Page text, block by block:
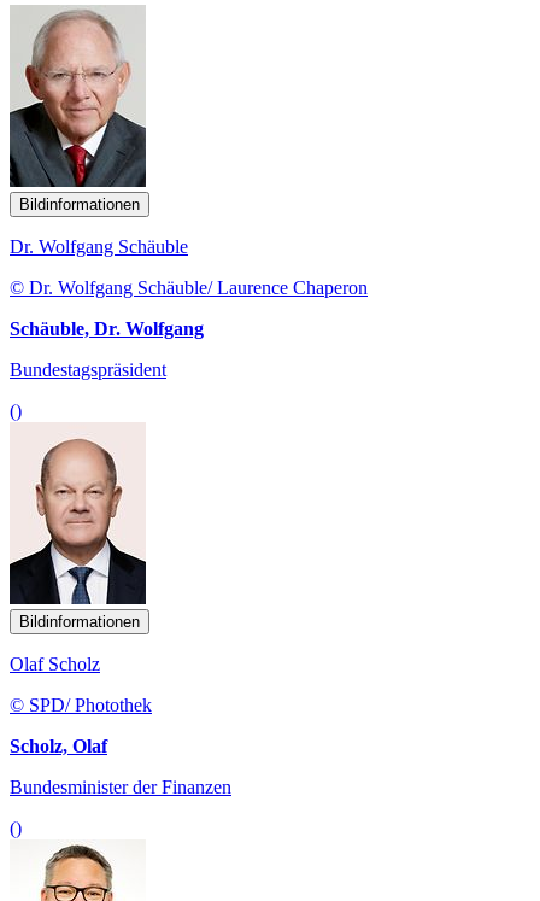
Bildinformationen
Dr. Wolfgang Schäuble
© Dr. Wolfgang Schäuble/ Laurence Chaperon
Schäuble, Dr. Wolfgang
Bundestagspräsident
()
Bildinformationen
Olaf Scholz
© SPD/ Photothek
Scholz, Olaf
Bundesminister der Finanzen
()